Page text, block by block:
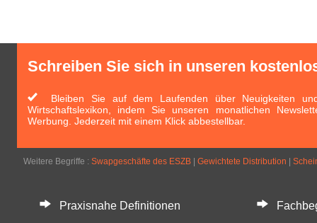
Schreiben Sie sich in unseren
Bleiben Sie auf dem Laufenden über Neuigkeiten
Wirtschaftslexikon, indem Sie unseren monatlichen
Werbung. Jederzeit mit einem Klick abbestellbar.
Weitere Begriffe : Swapgeschäfte des ESZB Gewichtete Distribution
Praxisnahe Definitionen